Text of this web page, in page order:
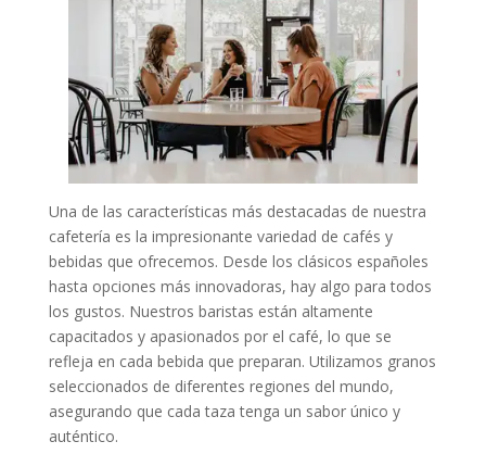
Una de las características más destacadas de nuestra
cafetería es la impresionante variedad de cafés y
bebidas que ofrecemos. Desde los clásicos españoles
hasta opciones más innovadoras, hay algo para todos
los gustos. Nuestros baristas están altamente
capacitados y apasionados por el café, lo que se
refleja en cada bebida que preparan. Utilizamos granos
seleccionados de diferentes regiones del mundo,
asegurando que cada taza tenga un sabor único y
auténtico.